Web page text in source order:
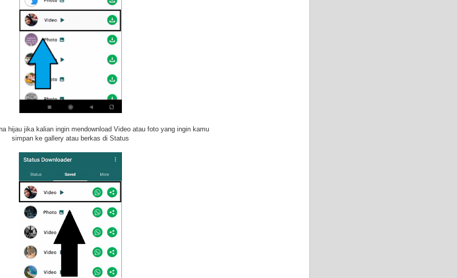
hijau jika kalian ingin mendownload Video atau foto yang ingin kamu
simpan ke gallery atau berkas di Status